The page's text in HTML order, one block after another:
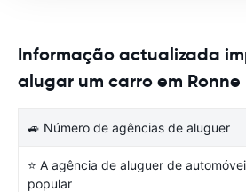
Informação actualizada
alugar um carro em Ronne
🚙 Número de agências de aluguer
⭐ A agência de aluguer de
popular